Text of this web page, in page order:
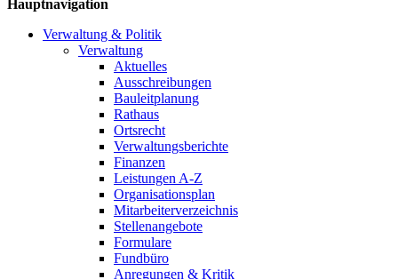
Hauptnavigation
Verwaltung & Politik
Verwaltung
Aktuelles
Ausschreibungen
Bauleitplanung
Rathaus
Ortsrecht
Verwaltungsberichte
Finanzen
Leistungen A-Z
Organisationsplan
Mitarbeiterverzeichnis
Stellenangebote
Formulare
Fundbüro
Anregungen & Kritik